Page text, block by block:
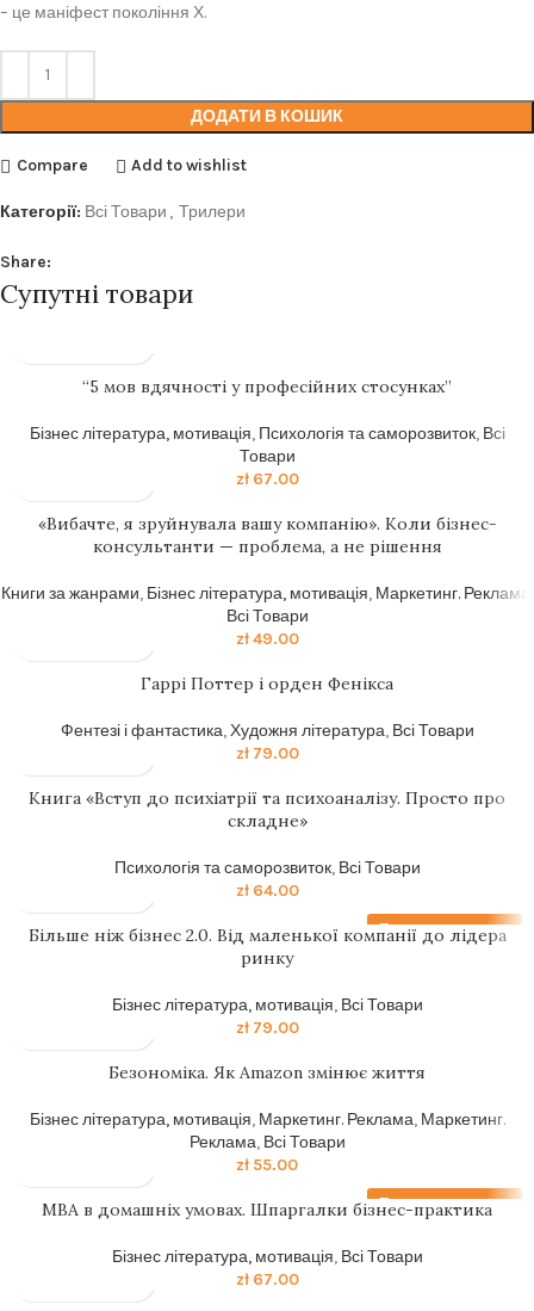
– це маніфест покоління Х.
ДОДАТИ В КОШИК
Compare Add to wishlist
Категорії: Всі Товари , Трилери
Share:
Супутні товари
“5 мов вдячності у професійних стосунках”
Бізнес література, мотивація, Психологія та саморозвиток, Всі
Товари
zł67.00
«Вибачте, я зруйнувала вашу компанію». Коли бізнес-
консультанти — проблема, а не рішення
Книги за жанрами, Бізнес література, мотивація, Маркетинг. Реклама
Всі Товари
zł49.00
Гаррi Поттер i орден Фенiкса
Фентезі і фантастика,Художня література, Всі Товари
zł79.00
Книга «Вступ до психіатрії та психоаналізу. Просто про
складне»
Психологія та саморозвиток, Всі Товари
zł64.00
Передзамовлення
Більше ніж бізнес 2.0. Від маленької компанії до лідера
ринку
Бізнес література, мотивація, Всі Товари
zł79.00
Безономіка. Як Amazon змінює життя
Бізнес література, мотивація, Маркетинг. Реклама, Маркетинг.
Реклама, Всі Товари
zł 55.00
Передзамовлення
MBA в домашніх умовах. Шпаргалки бізнес-практика
Бізнес література, мотивація, Всі Товари
zł67.00